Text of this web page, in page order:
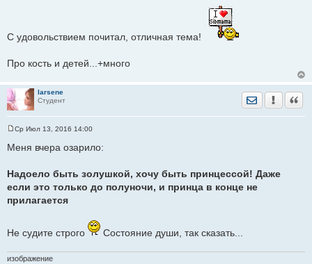
только как грустно
становится...
е
е
С удовольствием почитал, отличная тема!
Про кость и детей...+много
larsene
Студент
Отправить
о
е
н
е
Ср Июл 13, 2016 14:00
Меня вчера озарило:
Надоело быть золушкой, хочу быть принцессой! Даже
если это только до полуночи, и принца в конце не
прилагается
Не судите строго Состояние души, так сказать...
изображение